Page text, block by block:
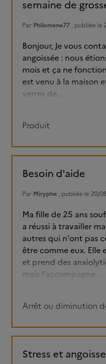
semaine de
Par Philomene77 , publiée le
Bonjour, Je vous
angoissée : nous
mois et ça ne
est venu à la maison
verres de...
Produit
Besoin d'aide
Par Miryphe , publiée le 20/
Ma fille de 25 ans
a réussi à travailler
autres qui n'ont pas
être comme eux. Elle
et prend des
mais l'accompagne...
Arrêt ou diminution
Stress et angoisse